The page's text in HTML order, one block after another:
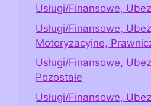
Usługi/Finansowe,
Usługi/Finansowe,
Motoryzacyjne,
Usługi/Finansowe,
Pozostałe
Usługi/Finansowe,